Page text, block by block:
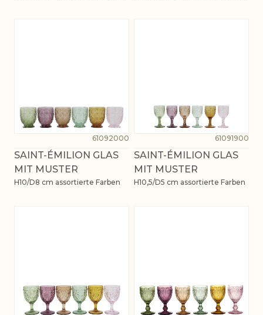
61092000
SAINT-ÉMILION GLAS
MIT MUSTER
H10/D8 cm assortierte Farben
61091900
SAINT-ÉMILION GLAS
MIT MUSTER
H10,5/D5 cm assortierte Farben